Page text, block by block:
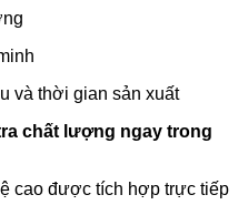
và thời gian sản xuất
chất lượng ngay trong
cao được tích hợp trực tiếp